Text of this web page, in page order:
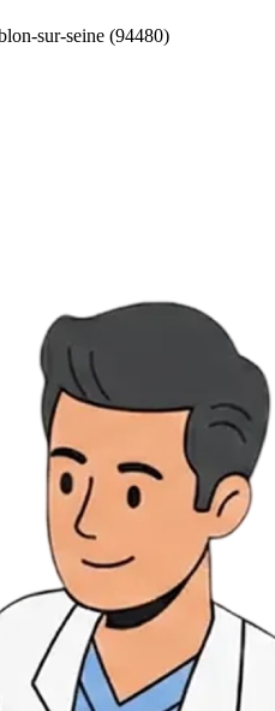
sur-seine (94480)